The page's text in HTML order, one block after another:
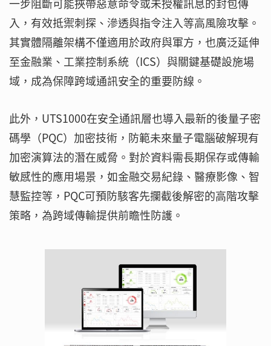
一步阻斷可能挾帶惡意命令或未授權訊息的封包傳
入，有效抵禦刺探、滲透與指令注入等高風險攻擊。
其實體隔離架構不僅適用於政府與軍方，也廣泛延伸
至金融業、工業控制系統（ICS）與關鍵基礎設施場
域，成為保障跨域通訊安全的重要防線。
此外，UTS1000在安全通訊層也導入最新的後量子密
碼學（PQC）加密技術，防範未來量子電腦破解現有
加密演算法的潛在威脅。對於資料需長期保存或傳輸
敏感性的應用場景，如金融交易紀錄、醫療影像、智
慧監控等，PQC可預防駭客先攔截後解密的高階攻擊
策略，為跨域傳輸提供前瞻性防護。